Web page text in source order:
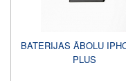
BATERIJAS ĀBOLU
PLUS